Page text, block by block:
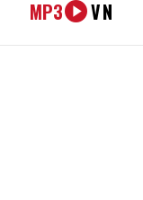
MP3 VN